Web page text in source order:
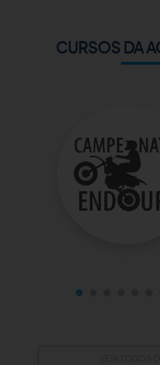
CURSOS DA